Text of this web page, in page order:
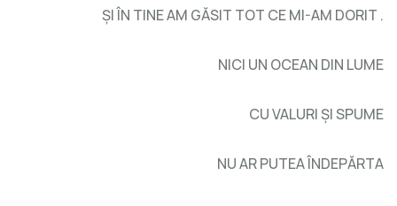
ŞI ÎN TINE AM GĂSIT TOT CE MI-AM DORIT .
NICI UN OCEAN DIN LUME
CU VALURI ŞI SPUME
NU AR PUTEA ÎNDEPĂRTA